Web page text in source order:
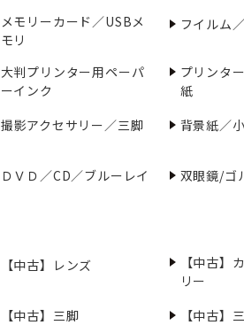
メモリーカード／USBメ
モリ
フイルム
大判プリンター用ペーパ
ーインク
プリンタ
紙
撮影アクセサリー／三脚 背景紙／
ＤＶＤ／CD／ブルーレイ 双眼鏡/ゴ
【中古】レンズ
【中古】
リー
【中古】三脚 【中古】